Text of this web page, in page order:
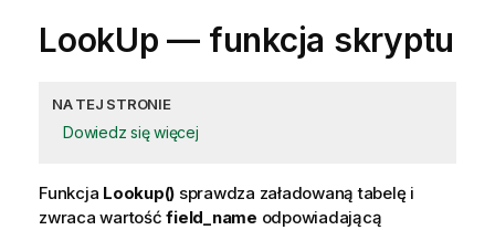
LookUp — funkcja skryptu
NA TEJ STRONIE
Dowiedz się więcej
Funkcja Lookup() sprawdza załadowaną tabelę i
zwraca wartośćfield_name odpowiadającą